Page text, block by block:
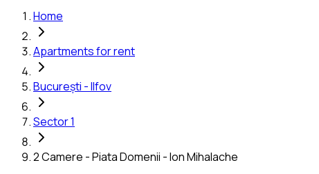
Home
Apartments for rent
București - Ilfov
Sector 1
2 Camere - Piata Domenii - Ion Mihalache